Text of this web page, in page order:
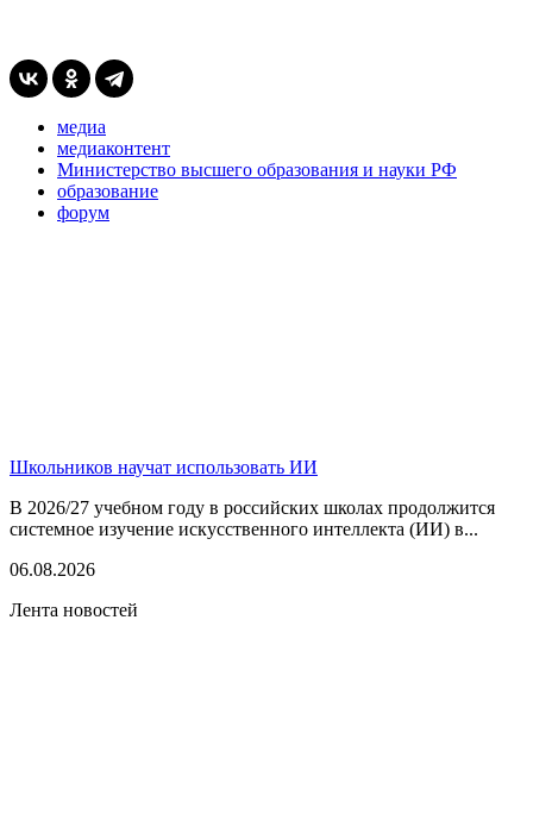
медиа
медиаконтент
Министерство высшего образования и науки РФ
образование
форум
Школьников научат использовать ИИ
В 2026/27 учебном году в российских школах продолжится
системное изучение искусственного интеллекта (ИИ) в...
06.08.2026
Лента новостей